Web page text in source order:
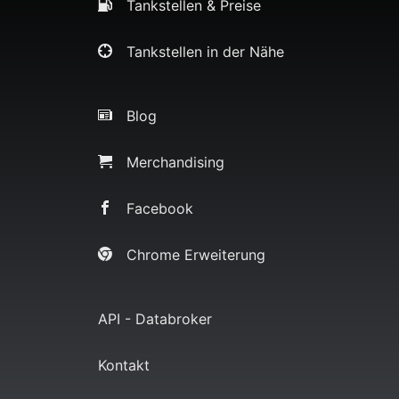
Tankstellen & Preise
Tankstellen in der Nähe
Blog
Merchandising
Facebook
Chrome Erweiterung
API - Databroker
Kontakt